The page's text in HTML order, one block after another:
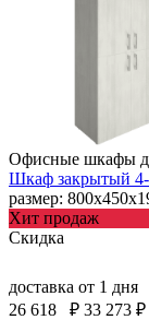
Офисные шкафы
Шкаф закрытый 4-
размер:
Хит продаж
Скидка
доставка от 1 дня
26 618
₽ 33 273 ₽